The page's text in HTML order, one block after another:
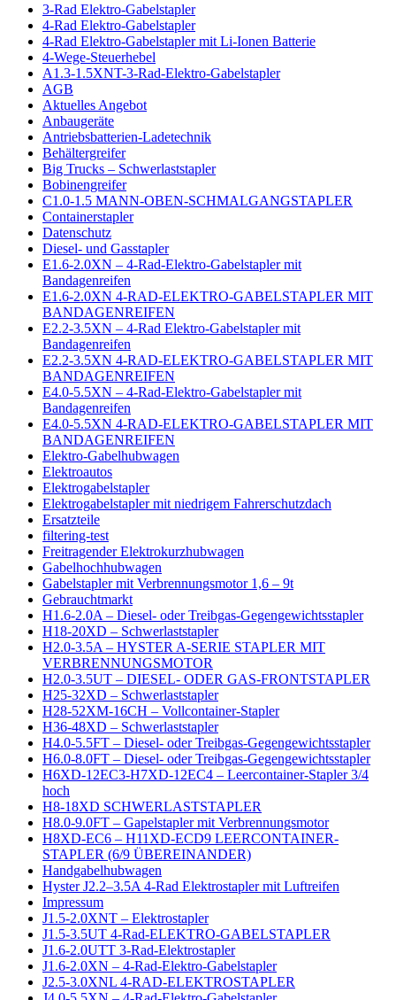
3-Rad Elektro-Gabelstapler
4-Rad Elektro-Gabelstapler
4-Rad Elektro-Gabelstapler mit Li-Ionen Batterie
4-Wege-Steuerhebel
A1.3-1.5XNT-3-Rad-Elektro-Gabelstapler
AGB
Aktuelles Angebot
Anbaugeräte
Antriebsbatterien-Ladetechnik
Behältergreifer
Big Trucks – Schwerlaststapler
Bobinengreifer
C1.0-1.5 MANN-OBEN-SCHMALGANGSTAPLER
Containerstapler
Datenschutz
Diesel- und Gasstapler
E1.6-2.0XN – 4-Rad-Elektro-Gabelstapler mit
Bandagenreifen
E1.6-2.0XN 4-RAD-ELEKTRO-GABELSTAPLER MIT
BANDAGENREIFEN
E2.2-3.5XN – 4-Rad Elektro-Gabelstapler mit
Bandagenreifen
E2.2-3.5XN 4-RAD-ELEKTRO-GABELSTAPLER MIT
BANDAGENREIFEN
E4.0-5.5XN – 4-Rad-Elektro-Gabelstapler mit
Bandagenreifen
E4.0-5.5XN 4-RAD-ELEKTRO-GABELSTAPLER MIT
BANDAGENREIFEN
Elektro-Gabelhubwagen
Elektroautos
Elektrogabelstapler
Elektrogabelstapler mit niedrigem Fahrerschutzdach
Ersatzteile
filtering-test
Freitragender Elektrokurzhubwagen
Gabelhochhubwagen
Gabelstapler mit Verbrennungsmotor 1,6 – 9t
Gebrauchtmarkt
H1.6-2.0A – Diesel- oder Treibgas-Gegengewichtsstapler
H18-20XD – Schwerlaststapler
H2.0-3.5A – HYSTER A-SERIE STAPLER MIT
VERBRENNUNGSMOTOR
H2.0-3.5UT – DIESEL- ODER GAS-FRONTSTAPLER
H25-32XD – Schwerlaststapler
H28-52XM-16CH – Vollcontainer-Stapler
H36-48XD – Schwerlaststapler
H4.0-5.5FT – Diesel- oder Treibgas-Gegengewichtsstapler
H6.0-8.0FT – Diesel- oder Treibgas-Gegengewichtsstapler
H6XD-12EC3-H7XD-12EC4 – Leercontainer-Stapler 3/4
hoch
H8-18XD SCHWERLASTSTAPLER
H8.0-9.0FT – Gapelstapler mit Verbrennungsmotor
H8XD-EC6 – H11XD-ECD9 LEERCONTAINER-
STAPLER (6/9 ÜBEREINANDER)
Handgabelhubwagen
Hyster J2.2–3.5A 4-Rad Elektrostapler mit Luftreifen
Impressum
J1.5-2.0XNT – Elektrostapler
J1.5-3.5UT 4-Rad-ELEKTRO-GABELSTAPLER
J1.6-2.0UTT 3-Rad-Elektrostapler
J1.6-2.0XN – 4-Rad-Elektro-Gabelstapler
J2.5-3.0XNL 4-RAD-ELEKTROSTAPLER